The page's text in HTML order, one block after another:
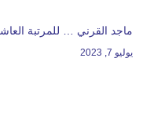
ماجد القرني … للمرتبة
يوليو 7, 2023